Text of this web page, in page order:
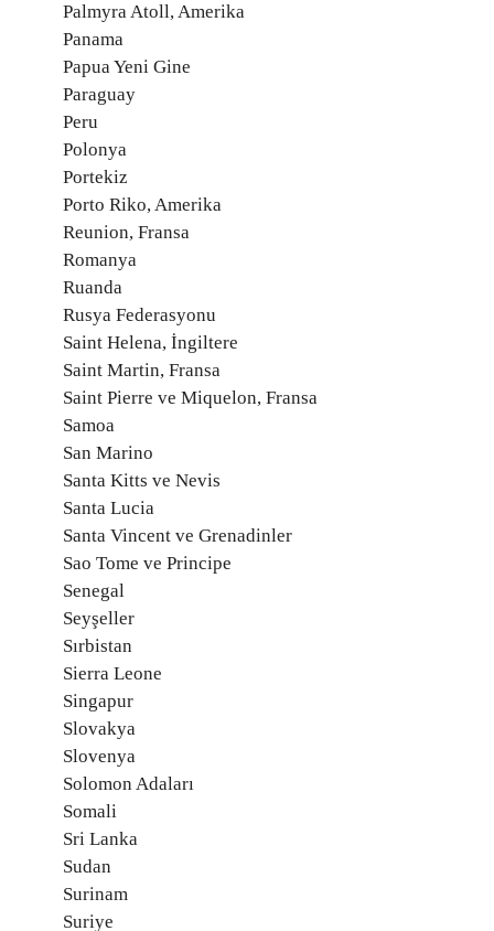
Palmyra Atoll, Amerika
Panama
Papua Yeni Gine
Paraguay
Peru
Polonya
Portekiz
Porto Riko, Amerika
Reunion, Fransa
Romanya
Ruanda
Rusya Federasyonu
Saint Helena, İngiltere
Saint Martin, Fransa
Saint Pierre ve Miquelon, Fransa
Samoa
San Marino
Santa Kitts ve Nevis
Santa Lucia
Santa Vincent ve Grenadinler
Sao Tome ve Principe
Senegal
Seyşeller
Sırbistan
Sierra Leone
Singapur
Slovakya
Slovenya
Solomon Adaları
Somali
Sri Lanka
Sudan
Surinam
Suriye